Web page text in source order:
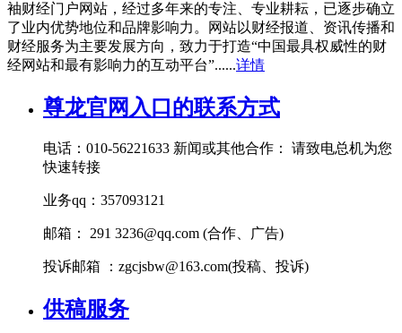
袖财经门户网站，经过多年来的专注、专业耕耘，已逐步确立
了业内优势地位和品牌影响力。网站以财经报道、资讯传播和
财经服务为主要发展方向，致力于打造“中国最具权威性的财
经网站和最有影响力的互动平台”......详情
尊龙官网入口的联系方式
电话：010-56221633 新闻或其他合作： 请致电总机为您
快速转接
业务qq：357093121
邮箱： 291 3236@qq.com (合作、广告)
投诉邮箱 ： zgcjsbw@163.com(投稿、投诉)
供稿服务